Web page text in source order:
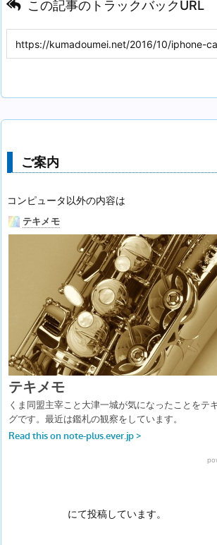
この記事のトラックバックURL
ご案内
コンピュータ以外の内容は
にて投稿しています。